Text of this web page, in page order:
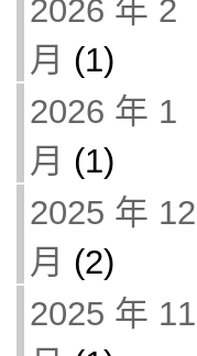
2026 年 2
月 (1)
2026 年 1
月 (1)
2025 年 12
月 (2)
2025 年 11